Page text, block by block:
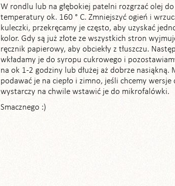
W rondlu lub na głębokiej patelni rozgrzać olej do
temperatury ok. 160 ° C. Zmniejszyć ogień i
kuleczki, przekręcamy je często, aby uzyskać
kolor. Gdy są już złote ze wszystkich stron
ręcznik papierowy, aby obciekły z tłuszczu.
wkładamy je do syropu cukrowego i
na ok 1-2 godziny lub dłużej aż dobrze nasiąkną.
podawać je na ciepło i zimno, jeśli chcemy wersje
wystarczy na chwile wstawić je do mikrofalówki.
Smacznego :)